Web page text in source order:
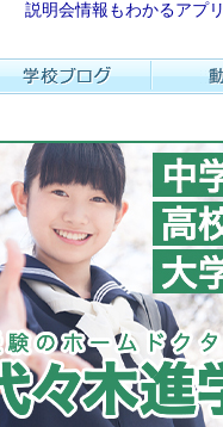
説明会情報もわかるアプリ